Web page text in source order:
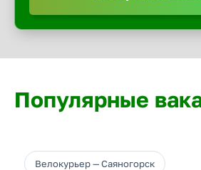
Популярные
Велокурьер — Саяногорск